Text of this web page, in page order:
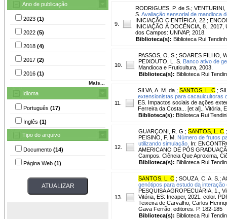
Ano de publicação
2023 (1)
2022 (5)
2018 (4)
2017 (2)
2016 (1)
Mais...
Idioma
Português (17)
Inglês (1)
Tipo do arquivo
Documento (14)
Página Web (1)
9.
RODRIGUES, P. de S. ; VENTURINI,
S. Avaliação sensorial de mandioca
INICIAÇÃO CIENTÍFICA, 22.;
INICIAÇÃO À DOCÊNCIA, 8.,
dos Campos: UNIVAP, 2018.
Biblioteca(s): Biblioteca Rui
10.
PASSOS, O. S. ; SOARES FILHO,
PEIXOUTO, L. S. Banco ativo de
Mandioca e Fruticultura, 2003.
Biblioteca(s): Biblioteca Rui
11.
SILVA, A. M. da. ; SANTOS, L. C ;
extensionistas para cacauicultoras
ES. Impactos sociais de ações
Ferreira da Costa... [et al]., Vitória,
Biblioteca(s): Biblioteca Rui
12.
GUARÇONI, R. G. ; SANTOS, L. C
PEISINO, F. M. Número de frutos
utilizando simulação. In:
AMERICANO DE PÓS
Campos. Ciência Que Aproxima,
Biblioteca(s): Biblioteca Rui
13.
SANTOS, L. C ; SOUZA, C. A. S. ;
genótipos para estudo da
PESQUISA AGROPECUÁRIA, 1.,
Vitória, ES: Incaper, 2021. color.
Teixeira de Carvalho, Carlos
Gava Ferrão, editores. P. 182-185
Biblioteca(s): Biblioteca Rui